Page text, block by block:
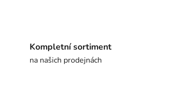
Kompletní sortiment
na našich prodejnách